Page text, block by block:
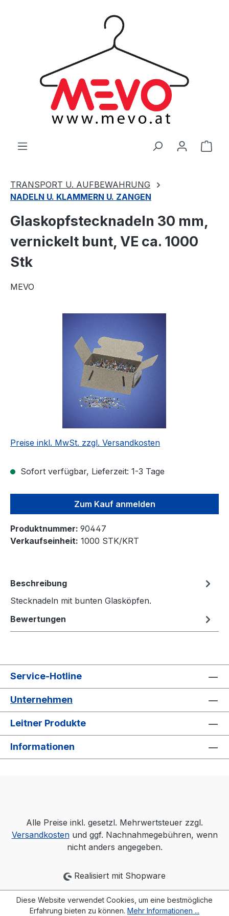
TRANSPORT U. AUFBEWAHRUNG
NADELN U. KLAMMERN U. ZANGEN
Glaskopfstecknadeln 30 mm,
vernickelt bunt, VE ca. 1000
Stk
MEVO
Preise inkl. MwSt. zzgl. Versandkosten
Sofort verfügbar, Lieferzeit: 1-3 Tage
Zum Kauf anmelden
Produktnummer: 90447
Verkaufseinheit: 1000 STK/KRT
Beschreibung
Stecknadeln mit bunten Glasköpfen.
Bewertungen
Service-Hotline
Unternehmen
Leitner Produkte
Informationen
Alle Preise inkl. gesetzl. Mehrwertsteuer zzgl.
Versandkostenund ggf. Nachnahmegebühren, wenn
nicht anders angegeben.
Realisiert mit Shopware
Diese Website verwendet Cookies, um eine bestmögliche
Erfahrung bieten zu können. Mehr Informationen ...